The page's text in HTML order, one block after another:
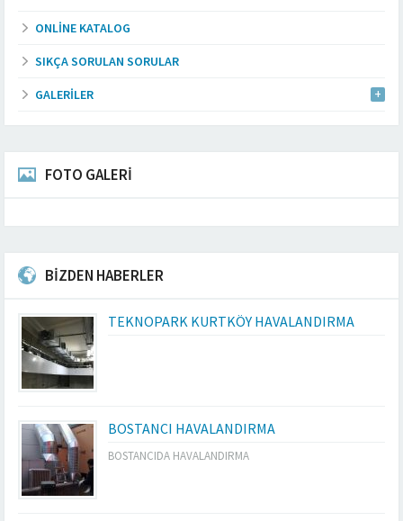
ONLINE KATALOG
SIKÇA SORULAN SORULAR
GALERILER
FOTO GALERİ
BİZDEN HABERLER
TEKNOPARK KURTKÖY HAVALANDIRMA
BOSTANCI HAVALANDIRMA
BOSTANCIDA HAVALANDIRMA